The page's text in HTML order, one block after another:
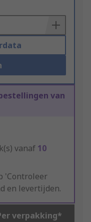
van
vanaf 10
'Controleer
en levertijden.
verpakking*